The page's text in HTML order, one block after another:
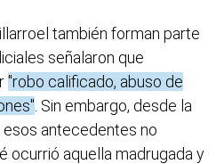
también forman parte
señalaron que
"robo calificado, abuso de
. Sin embargo, desde la
antecedentes no
ocurrió aquella madrugada y